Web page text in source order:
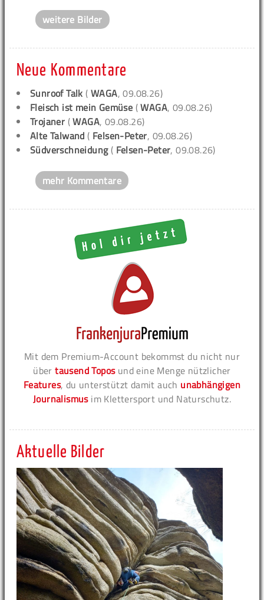
weitere Bilder
Neue Kommentare
Sunroof Talk (WAGA, 09.08.26)
Fleisch ist mein Gemüse (WAGA, 09.08.26)
Trojaner (WAGA, 09.08.26)
Alte Talwand ( Felsen-Peter, 09.08.26)
Südverschneidung( Felsen-Peter, 09.08.26)
mehr Kommentare
Mit dem Premium-Account bekommst du nicht nur
übertausend Toposund eine Menge nützlicher
Features, du unterstützt damit auch unabhängigen
Journalismusim Klettersport und Naturschutz.
Aktuelle Bilder